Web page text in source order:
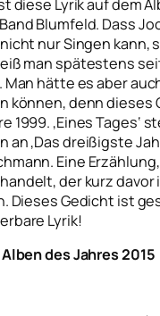
diese Lyrik auf dem
Blumfeld. Dass
nur Singen kann,
man spätestens
Man hätte es aber
können, denn dieses
1999. ‚Eines Tages‘
an ‚Das dreißigste
Eine
der kurz davor
Dieses Gedicht ist
Lyrik!
des Jahres 2015